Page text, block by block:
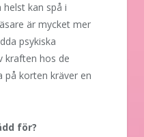
kan spå i
är mycket mer
psykiska
kraften hos de
på korten kräver en
för?